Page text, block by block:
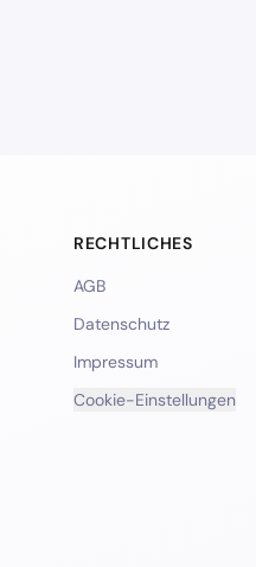
RECHTLICHES
AGB
Datenschutz
Impressum
Cookie-Einstellungen